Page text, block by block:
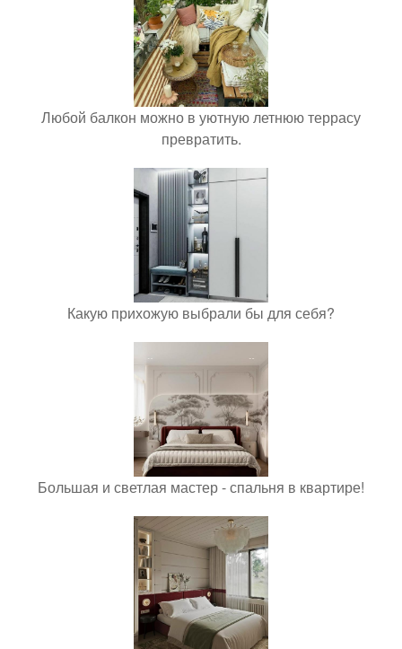
Любой балкон можно в уютную летнюю террасу
превратить.
Какую прихожую выбрали бы для себя?
Большая и светлая мастер - спальня в квартире!